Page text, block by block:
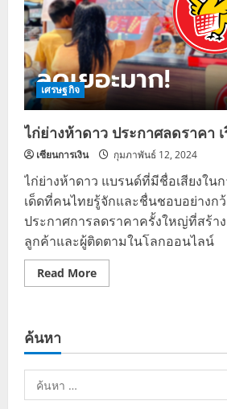
เศรษฐกิจ
ไก่ย่างห้าดาว ประกาศลดราคา เ
เซียนการเงิน กุมภาพันธ์ 12, 2024
ไก่ย่างห้าดาว แบรนด์ที่มีชื่อเสียงใน
เด็ดที่คนไทยรู้จักและชื่นชอบอย่างก
ประกาศการลดราคาครั้งใหญ่ที่สร้า
ลูกค้าและผู้ติดตามในโลกออนไลน์
Read MoreRead
more
ประกาศ
ราคา
12
ค้นหา
ค้นหา
สำหรับ: